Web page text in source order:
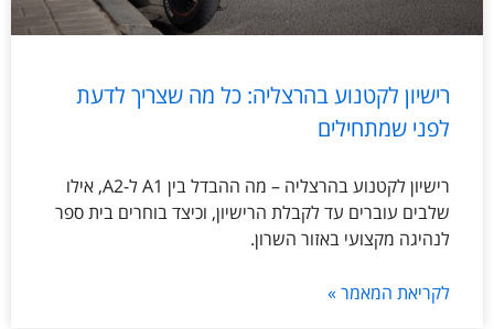
רישיון לקטנוע בהרצליה: כל מה שצריך לדעת
לפני שמתחילים
רישיון לקטנוע בהרצליה – מה ההבדל בין A1 ל-A2, אילו
שלבים עוברים עד לקבלת הרישיון, וכיצד בוחרים בית ספר
לנהיגה מקצועי באזור השרון.
לקריאת המאמר »